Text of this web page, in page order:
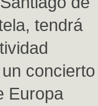
tendrá
concierto
Europa